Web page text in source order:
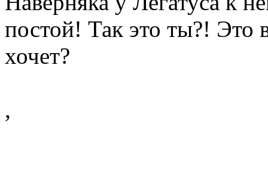
постой! Так это ты?! Это
хочет?
,